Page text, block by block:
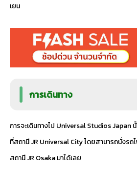
เยน
การเดินทาง
การจะเดินทางไป Universal Studios Japan
ที่สถานี JR Universal City โดยสามารถนั่งรถ
สถานี JR Osaka มาได้เลย